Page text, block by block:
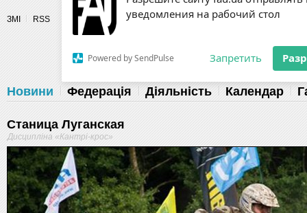
Разрешите сайту fau.ua отправлять
ЗМІ RSS
Fédération
Новини Федерація Діяльність Календар
Станица Луганская
Дисципліна «Кантрі-крос»